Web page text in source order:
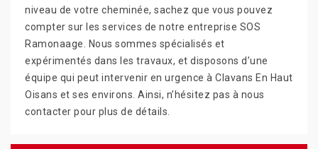
niveau de votre cheminée, sachez que vous pouvez
compter sur les services de notre entreprise SOS
Ramonaage. Nous sommes spécialisés et
expérimentés dans les travaux, et disposons d’une
équipe qui peut intervenir en urgence à Clavans En Haut
Oisans et ses environs. Ainsi, n’hésitez pas à nous
contacter pour plus de détails.